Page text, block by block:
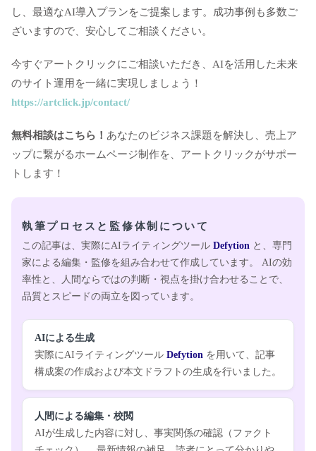
し、最適なAI導入プランをご提案します。成功事例も多数ご
ざいますので、安心してご相談ください。
今すぐアートクリックにご相談いただき、AIを活用した未来
のサイト運用を一緒に実現しましょう！
https://artclick.jp/contact/
無料相談はこちら！ あなたのビジネス課題を解決し、売上ア
ップに繋がるホームページ制作を、アートクリックがサポー
トします！
執筆プロセスと監修体制について
この記事は、実際にAIライティングツール Defytion と、専門
家による編集・監修を組み合わせて作成しています。 AIの効
率性と、人間ならではの判断・視点を掛け合わせることで、
品質とスピードの両立を図っています。
AIによる生成
実際にAIライティングツール Defytion を用いて、記事
構成案の作成および本文ドラフトの生成を行いました。
人間による編集・校閲
AIが生成した内容に対し、事実関係の確認（ファクト